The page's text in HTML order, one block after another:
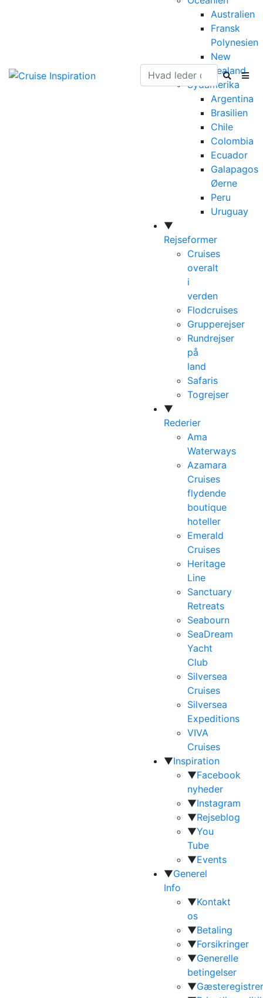
Australien
Fransk
Polynesien
New
Zealand
Sydamerika
Argentina
Brasilien
Chile
Colombia
Ecuador
Galapagos
Øerne
Peru
Uruguay
▼
Rejseformer
Cruises
overalt
i
verden
Flodcruises
Grupperejser
Rundrejser
på
land
Safaris
Togrejser
▼
Rederier
Ama
Waterways
Azamara
Cruises
flydende
boutique
hoteller
Emerald
Cruises
Heritage
Line
Sanctuary
Retreats
Seabourn
SeaDream
Yacht
Club
Silversea
Cruises
Silversea
Expeditions
VIVA
Cruises
▼Inspiration
▼Facebook
nyheder
▼Instagram
▼Rejseblog
▼You
Tube
▼Events
▼Generel
Info
▼Kontakt
os
▼Betaling
▼Forsikringer
▼Generelle
betingelser
▼